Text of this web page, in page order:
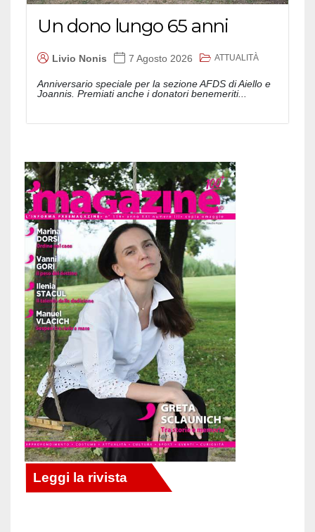
Un dono lungo 65 anni
Livio Nonis 7 Agosto 2026 ATTUALITÀ
Anniversario speciale per la sezione AFDS di Aiello e
Joannis. Premiati anche i donatori benemeriti...